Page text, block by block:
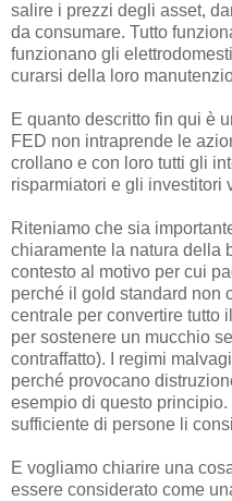
salire i prezzi degli asset,
da consumare. Tutto
funzionano gli
curarsi della loro
E quanto descritto fin qui è
FED non intraprende le
crollano e con loro tutti gli
risparmiatori e gli investitori
Riteniamo che sia
chiaramente la natura della
contesto al motivo per cui
perché il gold standard non
centrale per convertire tutto
per sostenere un mucchio
contraffatto). I regimi
perché provocano
esempio di questo
sufficiente di persone li
E vogliamo chiarire una
essere considerato come